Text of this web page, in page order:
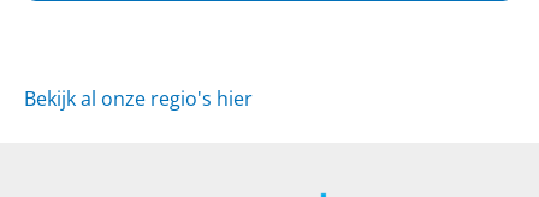
Bekijk al onze regio's hier